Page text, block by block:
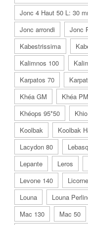
Jonc 4 Haut 50 L: 30
Jonc arrondi
Jonc
Kabestrissima
Kalimnos 100
Karpatos 70
Khéa GM
Khéa PM
Khéops 95*50
Koolbak
Koolbak
Lacydon 80
Lepante
Leros
Levone 140
Licorne
Louna
Louna
Mac 130
Mac 50